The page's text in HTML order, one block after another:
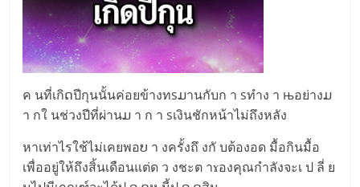
ค นที่เกิດปีกุนนั้นค่อยข้างทsມานกับก า sทำง า њอย่างມ
า กใ นช่วงปีที่ผ่านມ า ก า sเงินชักหน้าไม่ถึงหลัง
หาเท่าไรใช้ไม่เคยพอບ า งครั้งถึ งกั บต้องอด มื้อกินมื้อ
เพื่ออยู่ให้ถึงสิ้นเดือนแต่ด ว งชะต าɤองคุณกำลังจะเ ป ลี่ ย